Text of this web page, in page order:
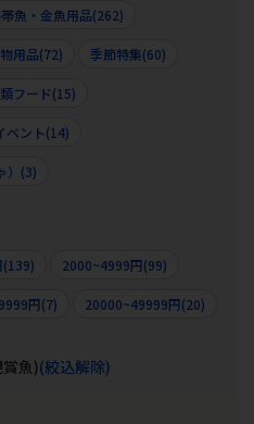
魚・金魚用品(262)
用品(72) 季節特集(60)
フード(15)
ベント(14)
）(3)
2000~4999円(99)
円(7) 20000~49999円(20)
魚)(絞込解除)